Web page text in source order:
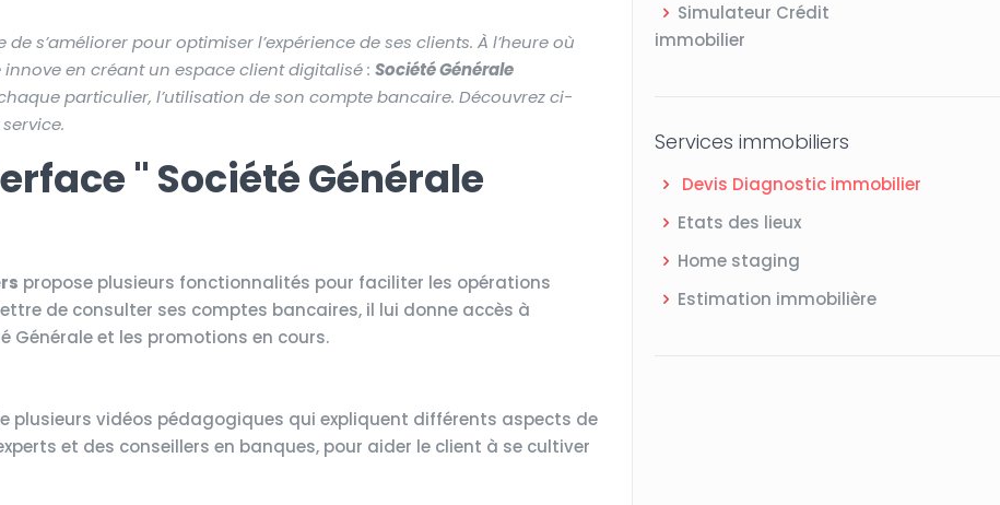
s’améliorer pour optimiser l’expérience de ses clients. À l’heure où
en créant un espace client digitalisé :Société Générale
particulier, l’utilisation de son compte bancaire. Découvrez ci-
" Société Générale
propose plusieurs fonctionnalités pour faciliter les opérations
de consulter ses comptes bancaires, il lui donne accès à
et les promotions en cours.
plusieurs vidéos pédagogiques qui expliquent différents aspects de
et des conseillers en banques, pour aider le client à se cultiver
Simulateur Crédit
immobilier
Services immobiliers
Devis Diagnostic immobilier
Etats des lieux
Home staging
Estimation immobilière